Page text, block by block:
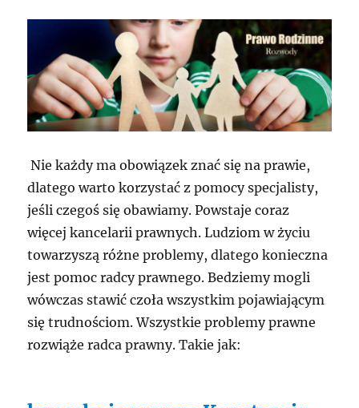
Nie każdy ma obowiązek znać się na prawie,
dlatego warto korzystać z pomocy specjalisty,
jeśli czegoś się obawiamy. Powstaje coraz
więcej kancelarii prawnych. Ludziom w życiu
towarzyszą różne problemy, dlatego konieczna
jest pomoc radcy prawnego. Bedziemy mogli
wówczas stawić czoła wszystkim pojawiającym
się trudnościom. Wszystkie problemy prawne
rozwiąże radca prawny. Takie jak: